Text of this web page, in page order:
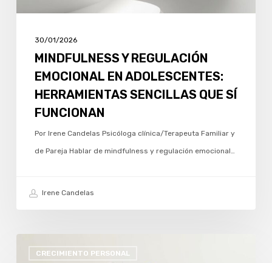
FUNCIONAN
30/01/2026
MINDFULNESS Y REGULACIÓN
EMOCIONAL EN ADOLESCENTES:
HERRAMIENTAS SENCILLAS QUE SÍ
FUNCIONAN
Por Irene Candelas Psicóloga clínica/Terapeuta Familiar y
de Pareja Hablar de mindfulness y regulación emocional…
Irene Candelas
CRECIMIENTO PERSONAL